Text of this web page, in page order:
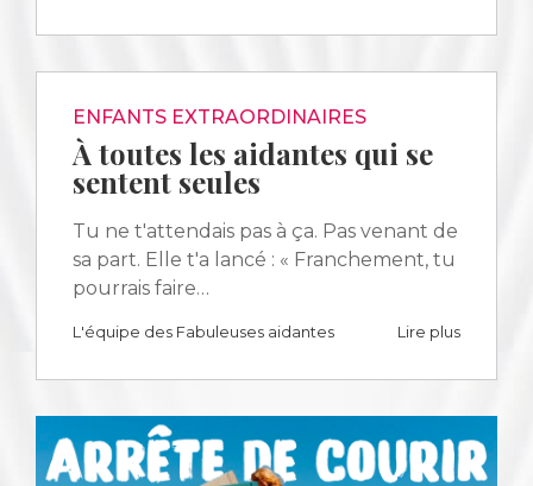
ENFANTS EXTRAORDINAIRES
À toutes les aidantes qui se
sentent seules
Tu ne t'attendais pas à ça. Pas venant de
sa part. Elle t'a lancé : « Franchement, tu
pourrais faire…
L'équipe des Fabuleuses aidantes Lire plus